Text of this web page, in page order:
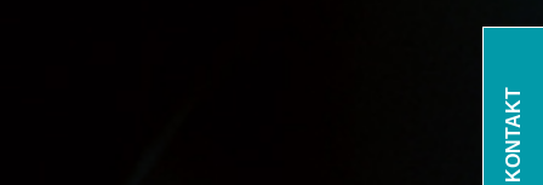
KONTAKT